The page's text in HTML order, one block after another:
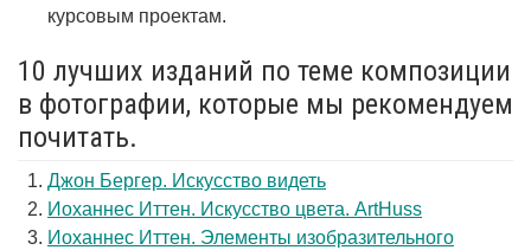
курсовым проектам.
10 лучших изданий по теме композиции
в фотографии, которые мы рекомендуем
почитать.
Джон Бергер. Искусство видеть
Иоханнес Иттен. Искусство цвета. ArtHuss
Иоханнес Иттен. Элементы изобразительного